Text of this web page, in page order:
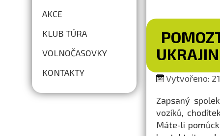
AKCE
KLUB TÚRA
VOLNOČASOVKY
KONTAKTY
Vytvořeno:
Zapsaný
vozíků,
Máte-li